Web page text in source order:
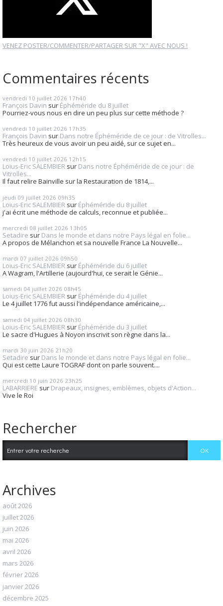
VENEZ POSTER/COMMENTER/PARTAGER SUR "X" AVEC NOUS !
Commentaires récents
vendredi 10 juillet 2026 17h40
François Davin sur Éphéméride du 8 juillet
Pourriez-vous nous en dire un peu plus sur cette méthode ?
vendredi 10 juillet 2026 17h35
François Davin sur Dans notre Éphéméride de ce jour : de Vitrolles...
Très heureux de vous avoir un peu aidé, sur ce sujet en...
vendredi 10 juillet 2026 12h15
Loius-Eric SALEMBIER sur Dans notre Éphéméride de ce jour : de
Vitrolles...
Il faut relire Bainville sur la Restauration de 1814,...
jeudi 09 juillet 2026 09h35
Loius-Eric SALEMBIER sur Éphéméride du 8 juillet
j'ai écrit une méthode de calculs, reconnue et publiée...
mercredi 08 juillet 2026 13h05
Setadire sur Dans le monde et dans notre Pays légal en folie...
A propos de Mélanchon et sa nouvelle France La Nouvelle...
mardi 07 juillet 2026 09h50
Loius-Eric SALEMBIER sur Éphéméride du 6 juillet
A Wagram, l'Artillerie (aujourd'hui, ce serait le Génie...
samedi 04 juillet 2026 08h45
Loius-Eric SALEMBIER sur Éphéméride du 4 juillet
Le 4 juillet 1776 fut aussi l'indépendance américaine,...
samedi 04 juillet 2026 08h30
Loius-Eric SALEMBIER sur Éphéméride du 3 juillet
Le sacre d'Hugues à Noyon inscrivit son règne dans la...
mardi 30 juin 2026 21h20
Setadire sur Dans le monde et dans notre Pays légal en folie...
Qui est cette Laure TOGRAF dont on parle souvent....
mercredi 10 juin 2026 23h25
LABARRIERE sur Drapeaux, insignes, emblèmes, objets d'Action...
Vive le Roi
Rechercher
Archives
août 2026
juillet 2026
juin 2026
mai 2026
avril 2026
mars 2026
février 2026
janvier 2026
décembre 2025